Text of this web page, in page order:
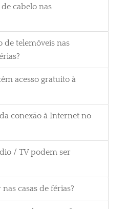
cabelo nas
de telemôveis nas
acesso gratuito à
conexão à Internet no
/ TV podem ser
casas de férias?